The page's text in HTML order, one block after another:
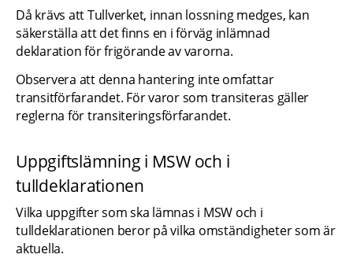
Då krävs att Tullverket, innan lossning medges, kan
säkerställa att det finns en i förväg inlämnad
deklaration för frigörande av varorna.
Observera att denna hantering inte omfattar
transitförfarandet. För varor som transiteras gäller
reglerna för transiteringsförfarandet.
Uppgiftslämning i MSW och i
tulldeklarationen
Vilka uppgifter som ska lämnas i MSW och i
tulldeklarationen beror på vilka omständigheter som är
aktuella.